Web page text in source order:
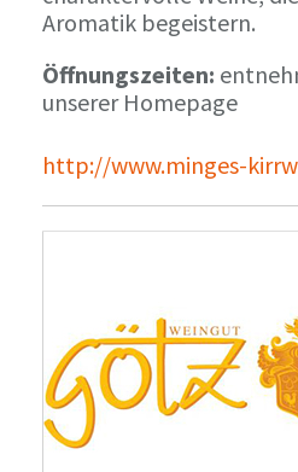
Aromatik begeistern.
Öffnungszeiten:
unserer Homepage
http://www.minges-